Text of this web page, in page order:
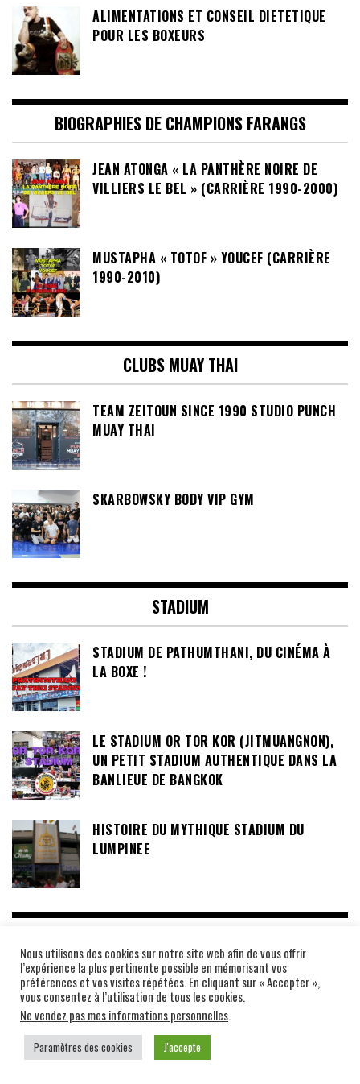
ALIMENTATIONS ET CONSEIL DIETETIQUE
POUR LES BOXEURS
BIOGRAPHIES DE CHAMPIONS FARANGS
JEAN ATONGA « LA PANTHÈRE NOIRE DE
VILLIERS LE BEL » (CARRIÈRE 1990-2000)
MUSTAPHA « TOTOF » YOUCEF (CARRIÈRE
1990-2010)
CLUBS MUAY THAI
TEAM ZEITOUN SINCE 1990 STUDIO PUNCH
MUAY THAI
SKARBOWSKY BODY VIP GYM
STADIUM
STADIUM DE PATHUMTHANI, DU CINÉMA À
LA BOXE !
LE STADIUM OR TOR KOR (JITMUANGNON),
UN PETIT STADIUM AUTHENTIQUE DANS LA
BANLIEUE DE BANGKOK
HISTOIRE DU MYTHIQUE STADIUM DU
LUMPINEE
LA NUIT DES CHALLENGES 24 PALAIS DES
SPORTS SAINT-FONS SPECIAL FIGHT CARD
Nous utilisons des cookies sur notre site web afin de vous offrir
l’expérience la plus pertinente possible en mémorisant vos
préférences et vos visites répétées. En cliquant sur « Accepter »,
vous consentez à l’utilisation de tous les cookies.
Ne vendez pas mes informations personnelles.
Paramètres des cookies J'accepte